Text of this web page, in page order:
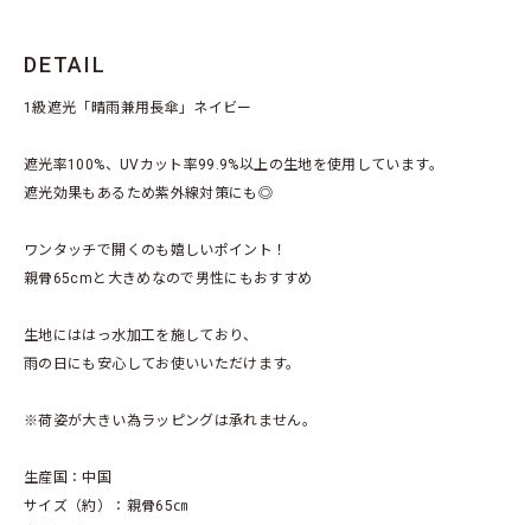
DETAIL
1級遮光「晴雨兼用長傘」ネイビー
遮光率100%、UVカット率99.9%以上の生地を使用しています。
遮光効果もあるため紫外線対策にも◎
ワンタッチで開くのも嬉しいポイント！
親骨65cmと大きめなので男性にもおすすめ
生地にははっ水加工を施しており、
雨の日にも安心してお使いいただけます。
※荷姿が大きい為ラッピングは承れません。
生産国：中国
サイズ（約）：親骨65㎝